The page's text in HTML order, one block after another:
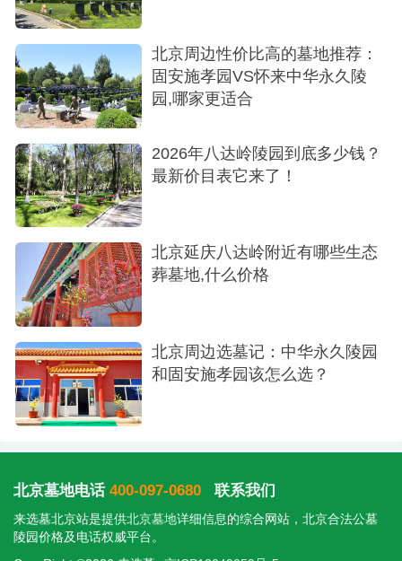
陵园园区烈士墓地
北京石景山八宝山革命公墓是我国声名最著，
规格建制最高的园林式公墓。
3.八宝山人民公墓
墓地起价暂不出售
陵园性质经营性公墓
建成时间1950
陵园面积400亩
看墓时间8:00-17:00
咨询电话400-0970680
陵园区域北京市石景山同区域墓地
陵园位置石景山区石景山路9号查看地图
境幽雅，交通方便
陵园朝向坐北朝南, 坐东朝西, 坐西朝东
北京周边性价比高的墓地推荐：
固安施孝园VS怀来中华永久陵
园,哪家更适合
2026年八达岭陵园到底多少钱？
最新价目表它来了！
北京延庆八达岭附近有哪些生态
葬墓地,什么价格
北京周边选墓记：中华永久陵园
和固安施孝园该怎么选？
北京墓地电话 400-097-0680 联系我们
来选墓北京站是提供北京墓地详细信息的综合网站，北京合法公墓
陵园价格及电话权威平台。